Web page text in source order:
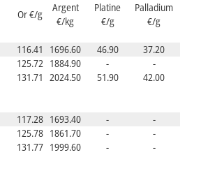
Or €/g
Argent
€/kg
Platine
€/g
Palladium
€/g
116.41 1696.60 46.90
37.20
125.72 1884.90 -
-
131.71 2024.50 51.90 42.00
117.28 1693.40 -
-
125.78 1861.70 -
-
131.77 1999.60 - -